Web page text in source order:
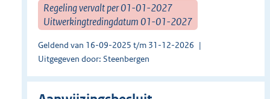
Regeling vervalt per 01-01-2027
Uitwerkingtredingdatum 01-01-2027
Geldend van 16-09-2025 t/m 31-12-2026
Uitgegeven door: Steenbergen